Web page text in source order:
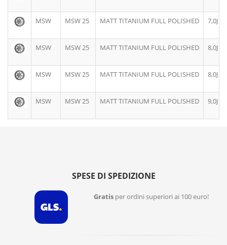
MSW MSW 25 MATT TITANIUM FULL POLISHED 7,0J
MSW MSW 25 MATT TITANIUM FULL POLISHED 8,0J
MSW MSW 25 MATT TITANIUM FULL POLISHED 8,0J
MSW MSW 25 MATT TITANIUM FULL POLISHED 9,0J
SPESE DI SPEDIZIONE
Gratis per ordini superiori ai 100 euro!